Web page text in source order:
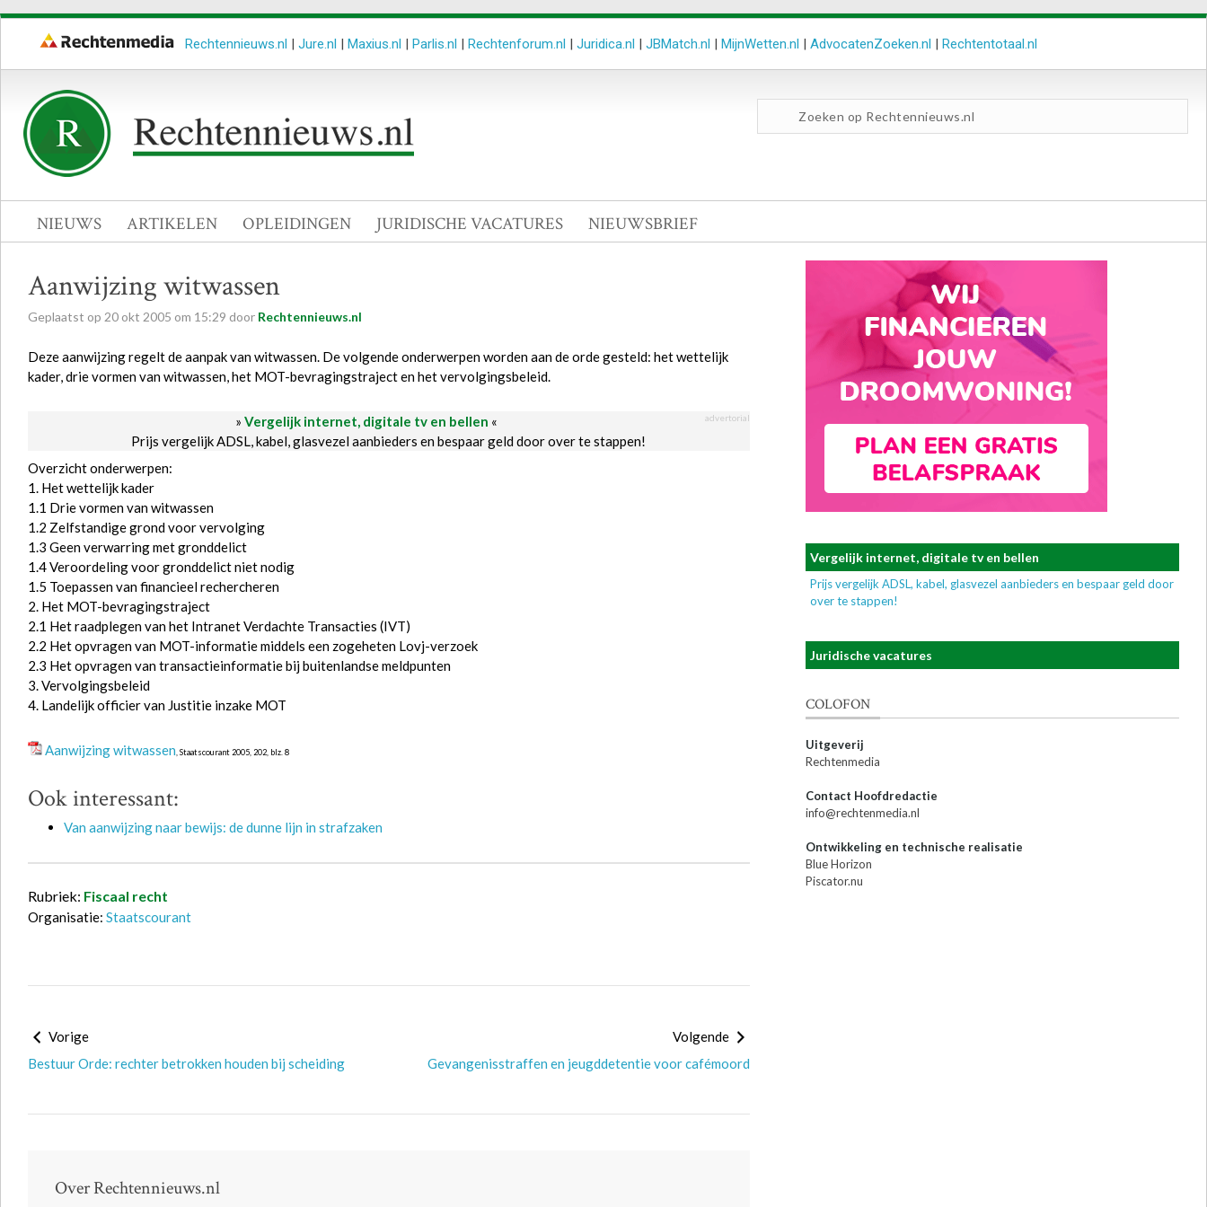
Rechtennieuws.nl | Jure.nl | Maxius.nl | Parlis.nl | Rechtenforum.nl | Juridica.nl | JBMatch.nl | MijnWetten.nl | AdvocatenZoeken.nl | Rechtentotaal.nl
NIEUWS ARTIKELEN OPLEIDINGEN JURIDISCHE VACATURES NIEUWSBRIEF
Aanwijzing witwassen
Geplaatst op 20 okt 2005 om 15:29 door Rechtennieuws.nl
Deze aanwijzing regelt de aanpak van witwassen. De volgende onderwerpen worden aan de orde gesteld: het wettelijk
kader, drie vormen van witwassen, het MOT-bevragingstraject en het vervolgingsbeleid.
» Vergelijk internet, digitale tv en bellen « advertorial
Prijs vergelijk ADSL, kabel, glasvezel aanbieders en bespaar geld door over te stappen!
Overzicht onderwerpen:
1. Het wettelijk kader
1.1 Drie vormen van witwassen
1.2 Zelfstandige grond voor vervolging
1.3 Geen verwarring met gronddelict
1.4 Veroordeling voor gronddelict niet nodig
1.5 Toepassen van financieel rechercheren
2. Het MOT-bevragingstraject
2.1 Het raadplegen van het Intranet Verdachte Transacties (IVT)
2.2 Het opvragen van MOT-informatie middels een zogeheten Lovj-verzoek
2.3 Het opvragen van transactieinformatie bij buitenlandse meldpunten
3. Vervolgingsbeleid
4. Landelijk officier van Justitie inzake MOT
Aanwijzing witwassen , Staatscourant 2005, 202, blz. 8
Ook interessant:
Van aanwijzing naar bewijs: de dunne lijn in strafzaken
Rubriek: Fiscaal recht
Organisatie: Staatscourant
Vorige
Bestuur Orde: rechter betrokken houden bij scheiding
Volgende
Gevangenisstraffen en jeugddetentie voor cafémoord
Over Rechtennieuws.nl
Vergelijk internet, digitale tv en bellen
Prijs vergelijk ADSL, kabel, glasvezel aanbieders en bespaar geld door
over te stappen!
Juridische vacatures
COLOFON
Uitgeverij
Rechtenmedia
Contact Hoofdredactie
info@rechtenmedia.nl
Ontwikkeling en technische realisatie
Blue Horizon
Piscator.nu